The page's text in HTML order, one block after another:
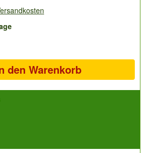
den Warenkorb